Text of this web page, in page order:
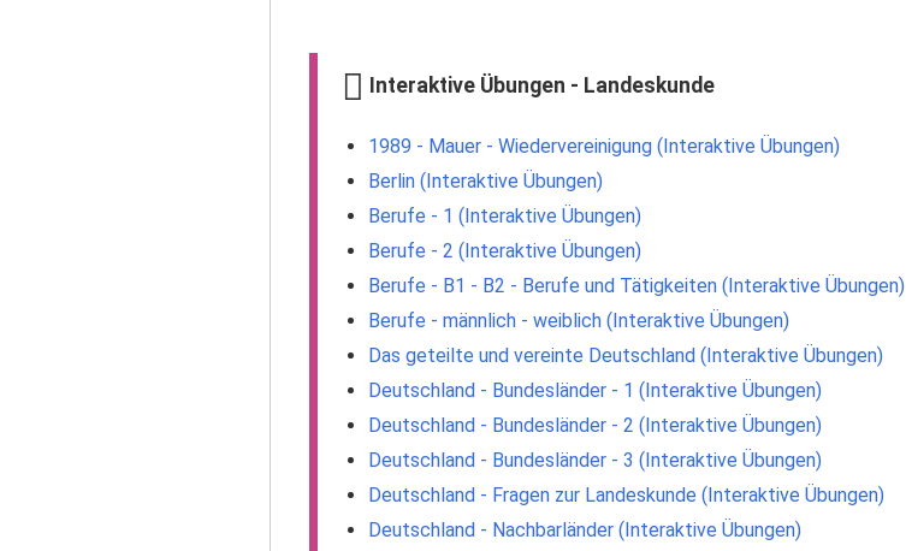
Interaktive Übungen - Landeskunde
1989 - Mauer - Wiedervereinigung (Interaktive Übungen)
Berlin (Interaktive Übungen)
Berufe - 1 (Interaktive Übungen)
Berufe - 2 (Interaktive Übungen)
Berufe - B1 - B2 - Berufe und Tätigkeiten (Interaktive Übungen)
Berufe - männlich - weiblich (Interaktive Übungen)
Das geteilte und vereinte Deutschland (Interaktive Übungen)
Deutschland - Bundesländer - 1 (Interaktive Übungen)
Deutschland - Bundesländer - 2 (Interaktive Übungen)
Deutschland - Bundesländer - 3 (Interaktive Übungen)
Deutschland - Fragen zur Landeskunde (Interaktive Übungen)
Deutschland - Nachbarländer (Interaktive Übungen)